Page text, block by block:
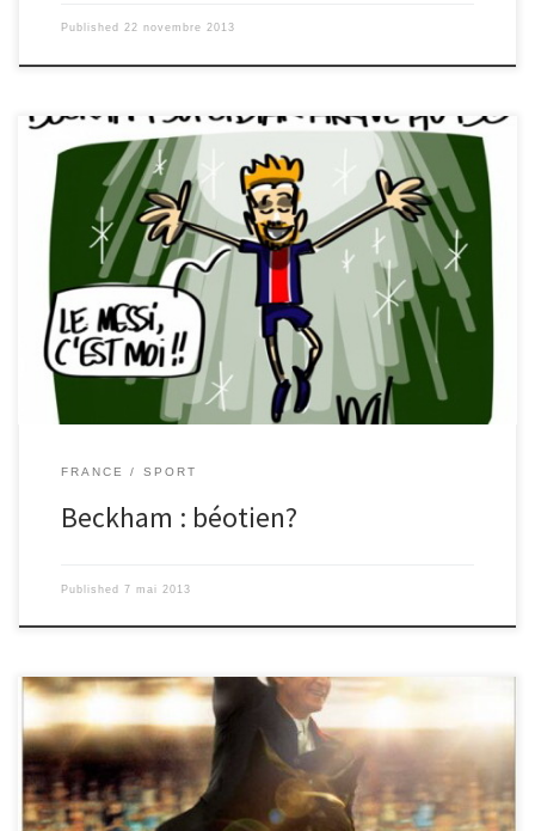
Published 22 novembre 2013
Le bellâtre buteur nous aurait-il bernés? À l’acmé de sa carrière,
Beckham est débusqué: dans son baladeur se cachent Justin
Bieber et les Jonas Brothers. [Cliquez sur l'image pour lire la
suite...]
FRANCE SPORT
Beckham : béotien?
Published 7 mai 2013
Le film Jappeloup sort le 19 mars au cinéma. Il retrace l’histoire de
Pierre Durand, cavalier français de CSO (concours de saut
d’obstacles) et de Jappeloup de Luze, son cheval, champion de
saut d’obstacles. C’est Guillaume Canet, acteur français et cavalier